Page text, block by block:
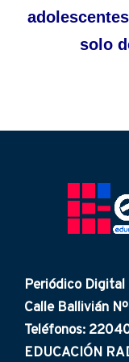
solo
Periódico Digital
Calle Ballivián
Teléfonos:
EDUCACIÓN